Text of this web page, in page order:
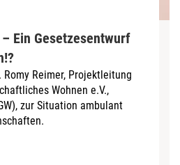
– Ein Gesetzesentwurf
Romy Reimer, Projektleitung
Wohnen e.V.,
zur Situation ambulant